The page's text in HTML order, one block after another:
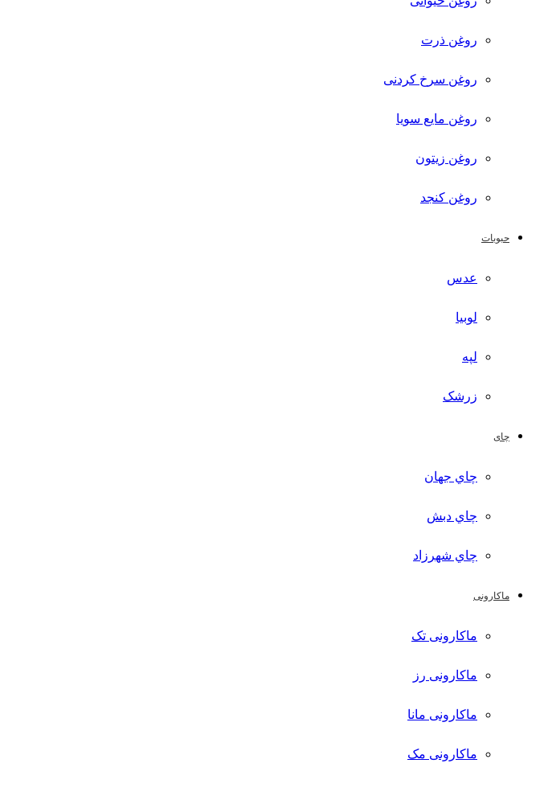
روغن ذرت
روغن سرخ کردنی
روغن مایع سویا
روغن زیتون
روغن کنجد
حبوبات
عدس
لوبیا
لپه
زرشک
چای
چاي جهان
چاي دبش
چاي شهرزاد
ماکارونی
ماکارونی تک
ماکارونی رز
ماکارونی مانا
ماکارونی مک